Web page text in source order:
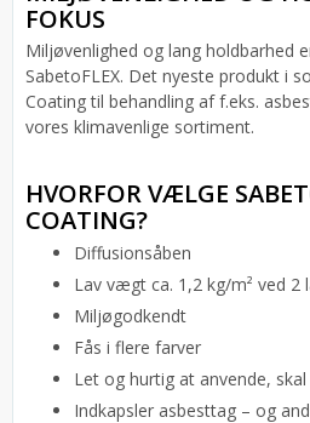
FOKUS
Miljøvenlighed og lang holdbarhed
SabetoFLEX. Det nyeste produkt i
Coating til behandling af f.eks.
vores klimavenlige sortiment.
HVORFOR VÆLGE
COATING?
Diffusionsåben
Lav vægt ca. 1,2 kg/m² ved 2
Miljøgodkendt
Fås i flere farver
Let og hurtig at anvende,
Indkapsler asbesttag – og